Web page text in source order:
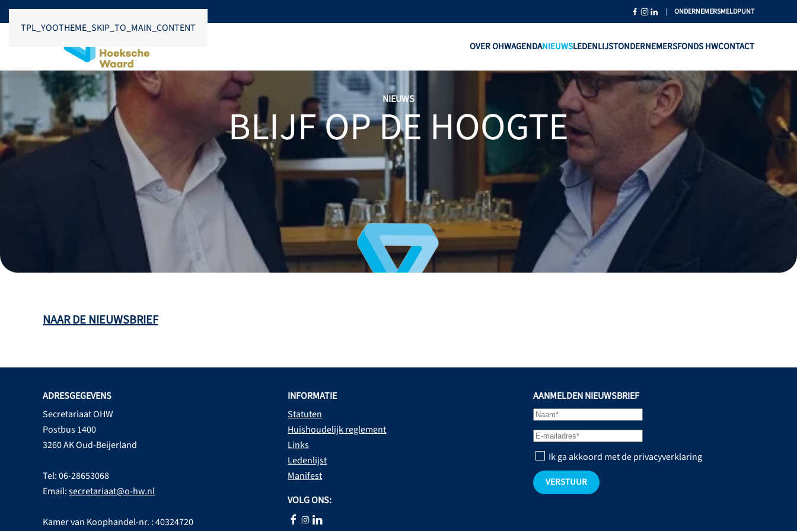
TPL_YOOTHEME_SKIP_TO_MAIN_CONTENT
| ONDERNEMERSMELDPUNT
OVER OHWAGENDANIEUWSLEDENLIJSTONDERNEMERSFONDS HWCONTACT
NIEUWS
BLIJF OP DE HOOGTE
NAAR DE NIEUWSBRIEF
ADRESGEGEVENS
Secretariaat OHW
Postbus 1400
3260 AK Oud-Beijerland
Tel: 06-28653068
Email:secretariaat@o-hw.nl
Kamer van Koophandel-nr. : 40324720
INFORMATIE
Statuten
Huishoudelijk reglement
Links
Ledenlijst
Manifest
VOLG ONS:
AANMELDEN NIEUWSBRIEF
Ik ga akkoord met de privacyverklaring
VERSTUUR